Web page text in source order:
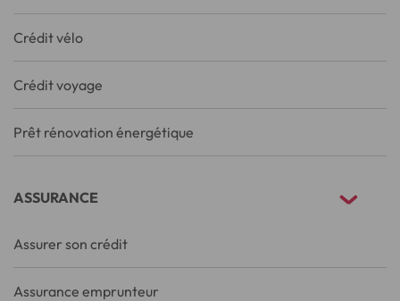
Crédit vélo
Crédit voyage
Prêt rénovation énergétique
ASSURANCE
Assurer son crédit
Assurance emprunteur